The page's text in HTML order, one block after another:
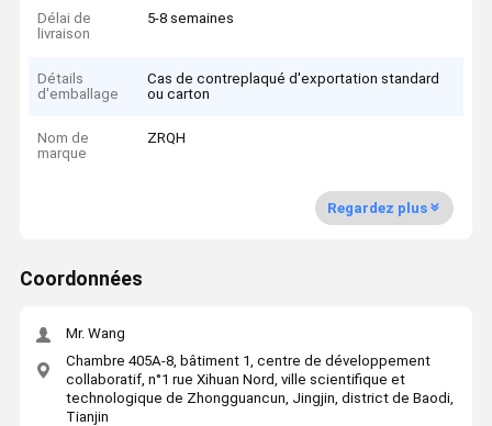
Délai de
livraison
5-8 semaines
Détails
d'emballage
Cas de contreplaqué d'exportation standard
ou carton
Nom de
marque
ZRQH
Regardez plus
Coordonnées
Mr. Wang
Chambre 405A-8, bâtiment 1, centre de développement
collaboratif, n°1 rue Xihuan Nord, ville scientifique et
technologique de Zhongguancun, Jingjin, district de Baodi,
Tianjin